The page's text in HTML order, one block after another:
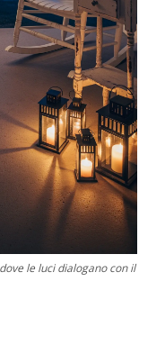
le luci dialogano con il